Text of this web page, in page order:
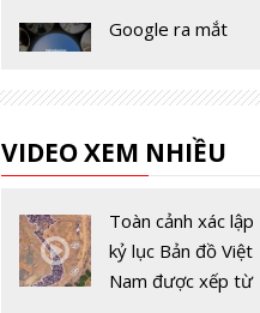
Google ra mắt
tạo thế giới ảo
thực
MISA AMIS OneAI:
nhất phổ cập cho
tổ chức, doanh
nghiệp và gia đình
VIDEO XEM NHIỀU
Toàn cảnh xác lập
kỷ lục Bản đồ Việt
Nam được xếp từ